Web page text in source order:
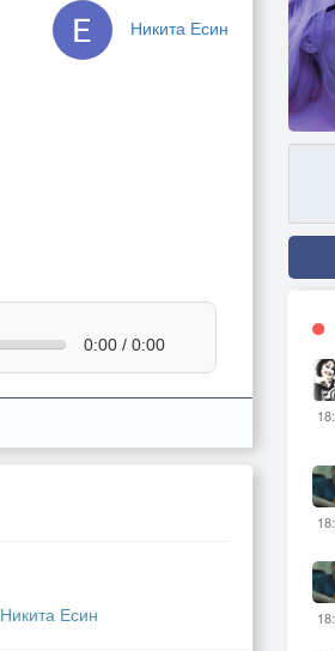
Никита Есин
0:00 / 0:00
Никита Есин